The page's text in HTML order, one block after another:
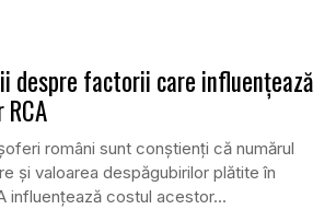
despre factorii care influențează
români sunt conștienți că numărul
și valoarea despăgubirilor plătite în
influențează costul acestor...